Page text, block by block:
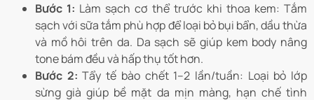
Bước 1: Làm sạch cơ thể trước khi thoa kem: Tắm
sạch với sữa tắm phù hợp để loại bỏ bụi bẩn, dầu thừa
và mồ hôi trên da. Da sạch sẽ giúp kem body nâng
tone bám đều và hấp thụ tốt hơn.
Bước 2: Tẩy tế bào chết 1–2 lần/tuần: Loại bỏ lớp
sừng già giúp bề mặt da mịn màng, hạn chế tình